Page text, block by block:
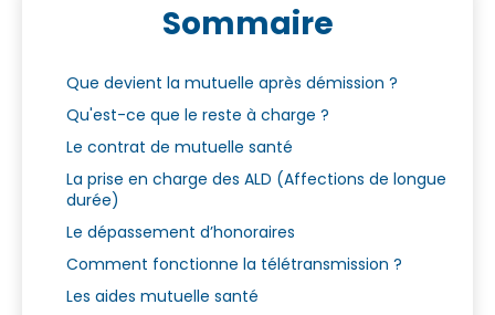
Sommaire
Que devient la mutuelle après démission ?
Qu'est-ce que le reste à charge ?
Le contrat de mutuelle santé
La prise en charge des ALD (Affections de longue
durée)
Le dépassement d’honoraires
Comment fonctionne la télétransmission ?
Les aides mutuelle santé